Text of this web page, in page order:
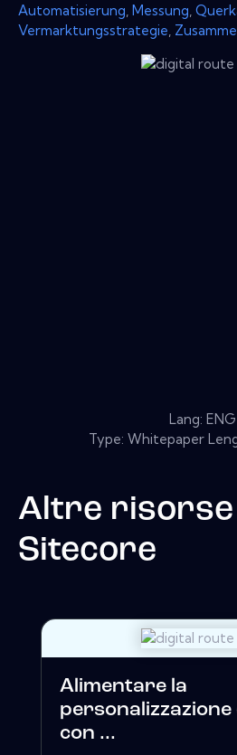
Automatisierung Messung
Vermarktungsstrategie
Lang: ENG
Type: Whitepaper
Altre risorse
Sitecore
Alimentare la
personalizzazione
con ...